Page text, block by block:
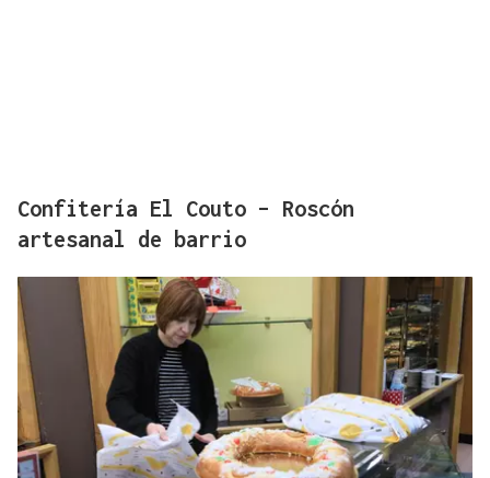
Confitería El Couto – Roscón
artesanal de barrio